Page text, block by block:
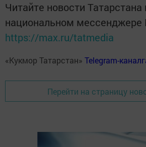
Читайте новости Татарстана
национальном мессенджере
https://max.ru/tatmedia
«Кукмор Татарстан» Telegram-
Перейти на страницу